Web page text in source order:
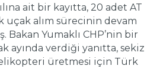
ait bir kayıtta, 20 adet AT
uçak alım sürecinin devam
Yumaklı CHP’nin bir
ayında verdiği yanıtta, sekiz
üretmesi için Türk